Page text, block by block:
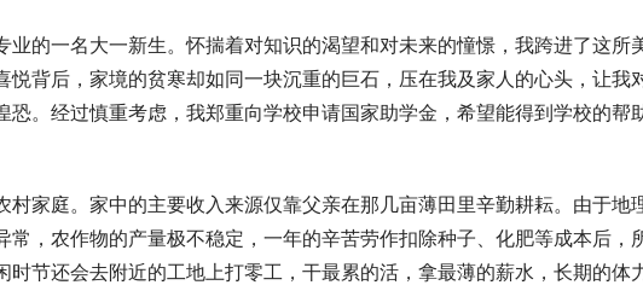
业的一名大一新生。怀揣着对知识的渴望和对未来的憧憬，我跨进了这所
悦背后，家境的贫寒却如同一块沉重的巨石，压在我及家人的心头，让我
。经过慎重考虑，我郑重向学校申请国家助学金，希望能得到学校的帮
家庭。家中的主要收入来源仅靠父亲在那几亩薄田里辛勤耕耘。由于地
，农作物的产量极不稳定，一年的辛苦劳作扣除种子、化肥等成本后，
时节还会去附近的工地上打零工，干最累的活，拿最薄的薪水，长期的体